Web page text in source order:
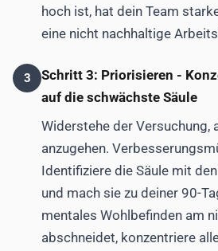
hoch ist, hat dein Team
eine nicht nachhaltige
3
Schritt 3: Priorisieren -
auf die schwächste Säule
Widerstehe der Versuchung,
anzugehen.
Identifiziere die Säule mit
und mach sie zu deiner 90-
mentales Wohlbefinden am
abschneidet, konzentriere